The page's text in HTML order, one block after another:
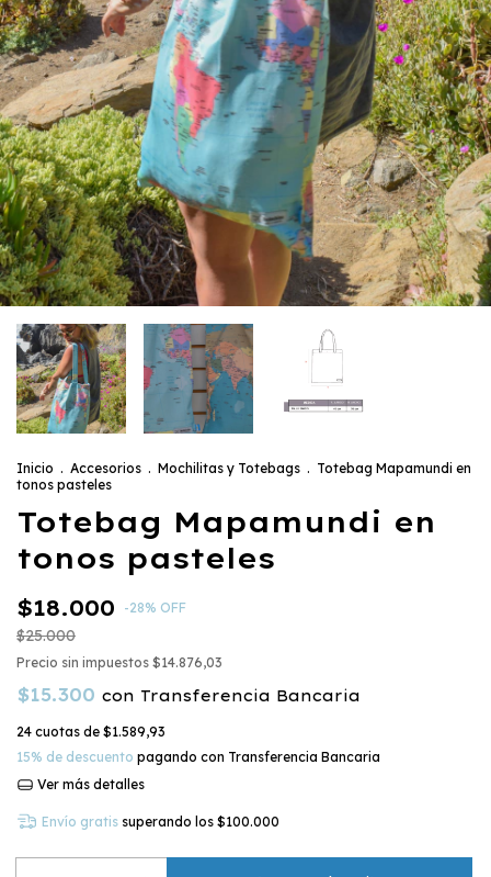
Inicio . Accesorios . Mochilitas y Totebags . Totebag Mapamundi en
tonos pasteles
Totebag Mapamundi en
tonos pasteles
$18.000 -28% OFF
$25.000
Precio sin impuestos $14.876,03
$15.300 con Transferencia Bancaria
24 cuotas de $1.589,93
15% de descuento pagando con Transferencia Bancaria
Ver más detalles
Envío gratis superando los $100.000